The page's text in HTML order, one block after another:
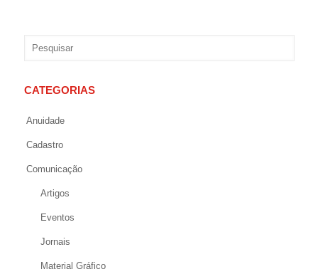
CATEGORIAS
Anuidade
Cadastro
Comunicação
Artigos
Eventos
Jornais
Material Gráfico